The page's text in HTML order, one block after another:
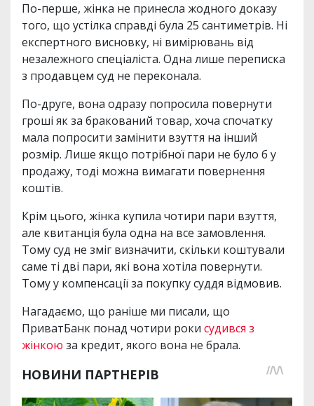
По-перше, жінка не принесла жодного доказу
того, що устілка справді була 25 сантиметрів. Ні
експертного висновку, ні вимірювань від
незалежного спеціаліста. Одна лише переписка
з продавцем суд не переконала.
По-друге, вона одразу попросила повернути
гроші як за бракований товар, хоча спочатку
мала попросити замінити взуття на інший
розмір. Лише якщо потрібної пари не було б у
продажу, тоді можна вимагати повернення
коштів.
Крім цього, жінка купила чотири пари взуття,
але квитанція була одна на все замовлення.
Тому суд не зміг визначити, скільки коштували
саме ті дві пари, які вона хотіла повернути.
Тому у компенсації за покупку суддя відмовив.
Нагадаємо, що раніше ми писали, що
ПриватБанк понад чотири роки судився з
жінкою за кредит, якого вона не брала.